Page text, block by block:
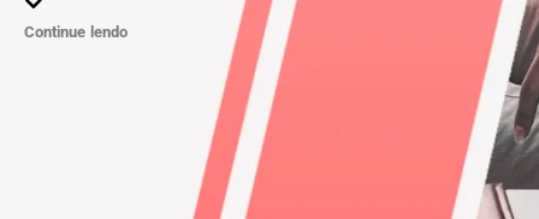
Continue lendo